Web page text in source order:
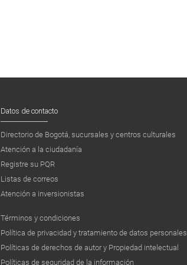
Datos de contacto
Directorio de Bogotá, sucursales y centros culturales
Atención a la ciudadanía
Registre su PQR
Listas de correos
Atención a inversionistas
Términos y condiciones
Política de privacidad y tratamiento de datos personales
Políticas de derechos de autor y Propiedad intelectual
Políticas de seguridad de la información